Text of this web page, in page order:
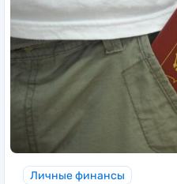
Личные финансы